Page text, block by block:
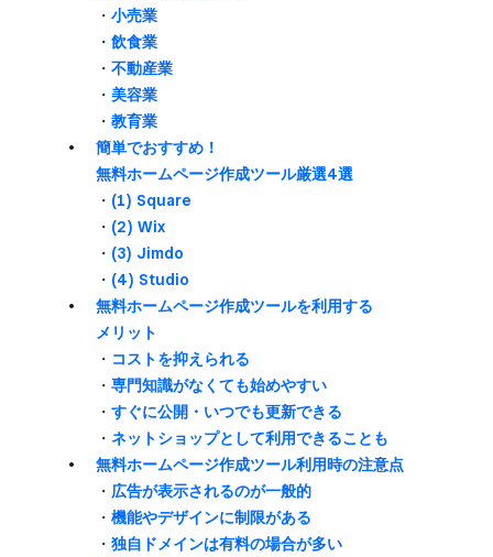
・ ​小売業
・ 飲食業
・ ​不動産業
・ 美容業
・ 教育業
簡単で​おすすめ！​
無料ホームページ作成ツール厳選4選
・ (1) Square
・ (2) Wix
・ (3) Jimdo
・ (4) Studio
無料ホームページ作成ツールを​利用する​
メリット
・ コストを​抑えられる
・ 専門知識が​なくても​始めやすい
・ すぐに​公開・いつでも​更新できる
・ ネットショップと​して​利用できることも
無料ホームページ作成ツール利用時の​注意点
・ ​広告が​表示されるのが​一般的
・ ​機能や​デザインに​制限が​ある
・ 独自ドメインは​有料の​場合が​多い